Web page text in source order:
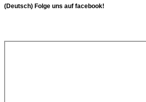
(Deutsch) Folge uns auf facebook!